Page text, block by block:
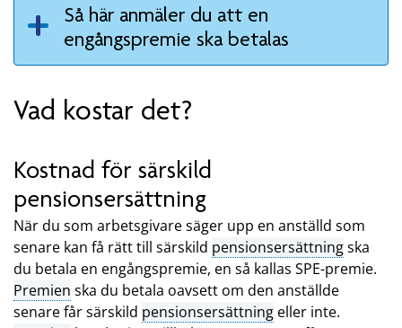
Så här anmäler du att en
engångspremie ska betalas
Vad kostar det?
Kostnad för särskild
pensionsersättning
När du som arbetsgivare säger upp en anställd som
senare kan få rätt till särskild pensionsersättningska
du betala en engångspremie, en så kallas SPE-premie.
Premien ska du betala oavsett om den anställde
senare får särskild pensionsersättning eller inte.